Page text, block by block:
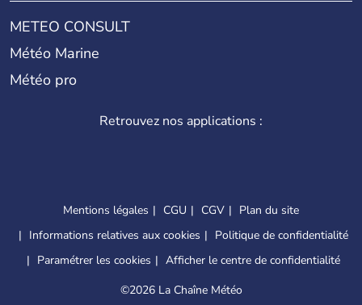
METEO CONSULT
Météo Marine
Météo pro
Retrouvez nos applications :
Mentions légales CGU CGV
Plan du site
Informations relatives aux cookies
Politique de confidentialité
Paramétrer les cookies
Afficher le centre de confidentialité
©2026 La Chaîne Météo